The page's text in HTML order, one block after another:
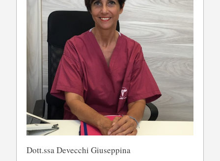
Dott.ssa Devecchi Giuseppina